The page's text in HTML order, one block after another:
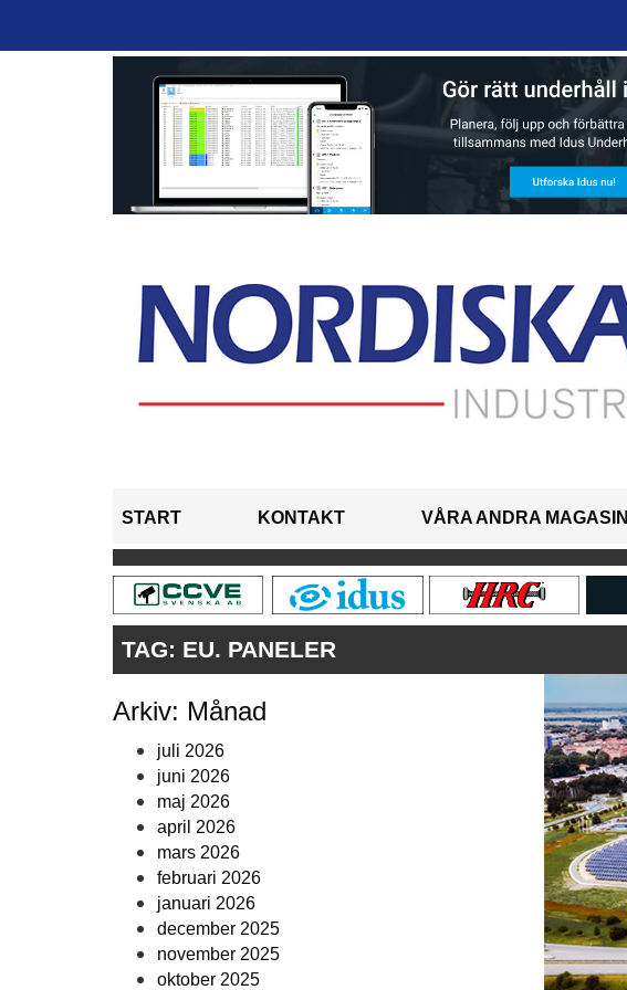
START KONTAKT VÅRA ANDRA MAGASIN
TAG: EU. PANELER
Arkiv: Månad
juli 2026
juni 2026
maj 2026
april 2026
mars 2026
februari 2026
januari 2026
december 2025
november 2025
oktober 2025